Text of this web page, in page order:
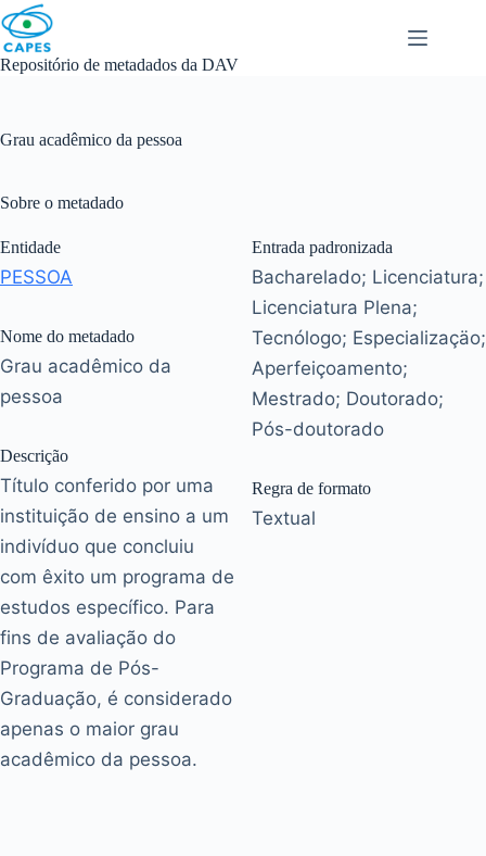
Skip
to
content
Repositório de metadados da DAV
Grau acadêmico da pessoa
Sobre o metadado
Entidade
PESSOA
Nome do metadado
Grau acadêmico da
pessoa
Descrição
Título conferido por uma
instituição de ensino a um
indivíduo que concluiu
com êxito um programa de
estudos específico. Para
fins de avaliação do
Programa de Pós-
Graduação, é considerado
apenas o maior grau
acadêmico da pessoa.
Entrada padronizada
Bacharelado; Licenciatura;
Licenciatura Plena;
Tecnólogo; Especializaçäo;
Aperfeiçoamento;
Mestrado; Doutorado;
Pós-doutorado
Regra de formato
Textual